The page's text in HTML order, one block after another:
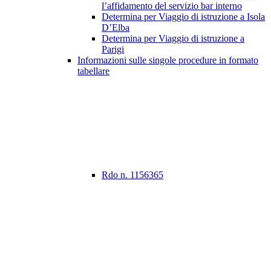
l’affidamento del servizio bar interno
Determina per Viaggio di istruzione a Isola
D’Elba
Determina per Viaggio di istruzione a
Parigi
Informazioni sulle singole procedure in formato
tabellare
Rdo n. 1156365